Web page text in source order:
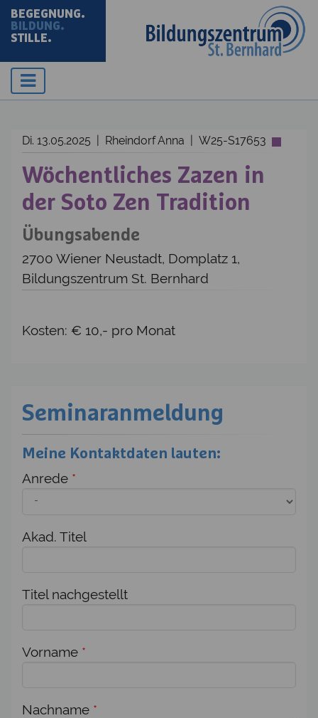
BEGEGNUNG.
BILDUNG.
STILLE.
Di. 13.05.2025 | Rheindorf Anna | W25-S17653
Wöchentliches Zazen in
der Soto Zen Tradition
Übungsabende
2700 Wiener Neustadt, Domplatz 1,
Bildungszentrum St. Bernhard
Kosten: € 10,- pro Monat
Seminaranmeldung
Meine Kontaktdaten lauten:
Anrede *
Akad. Titel
Titel nachgestellt
Vorname *
Nachname *